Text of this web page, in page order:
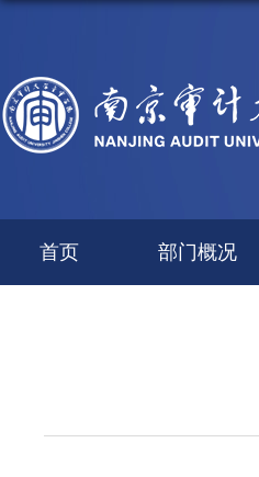
首页 部门概况